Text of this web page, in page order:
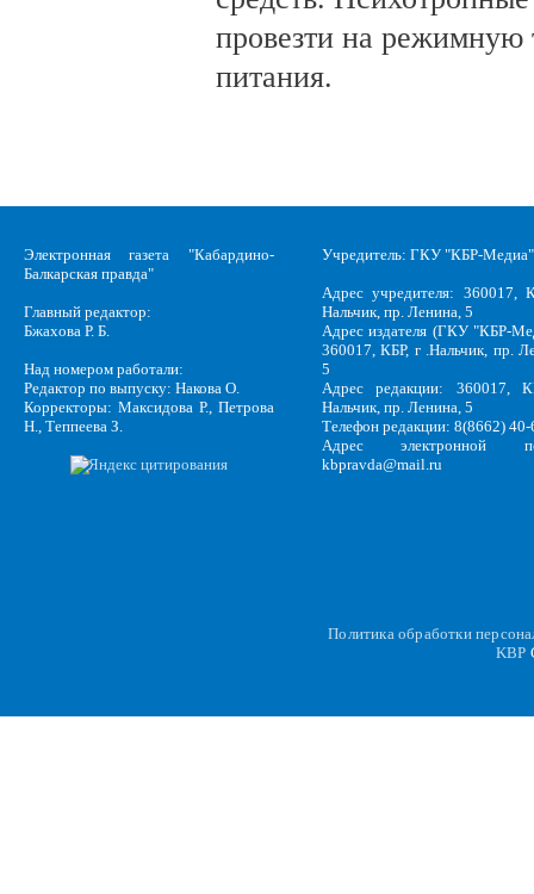
провезти на режимную
питания.
Электронная газета "Кабардино-
Балкарская правда"
Главный редактор:
Бжахова Р. Б.
Над номером работали:
Редактор по выпуску: Накова О.
Корректоры: Максидова Р., Петрова
Н., Теппеева З.
Учредитель: ГКУ "КБР-Медиа"
Адрес учредителя: 360017,
Нальчик, пр. Ленина, 5
Адрес издателя (ГКУ "КБР-
360017, КБР, г .Нальчик, пр.
5
Адрес редакции: 360017,
Нальчик, пр. Ленина, 5
Телефон редакции: 8(8662)
Адрес электронной
kbpravda@mail.ru
Политика обработки
KBP